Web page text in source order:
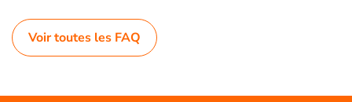
Voir toutes les FAQ